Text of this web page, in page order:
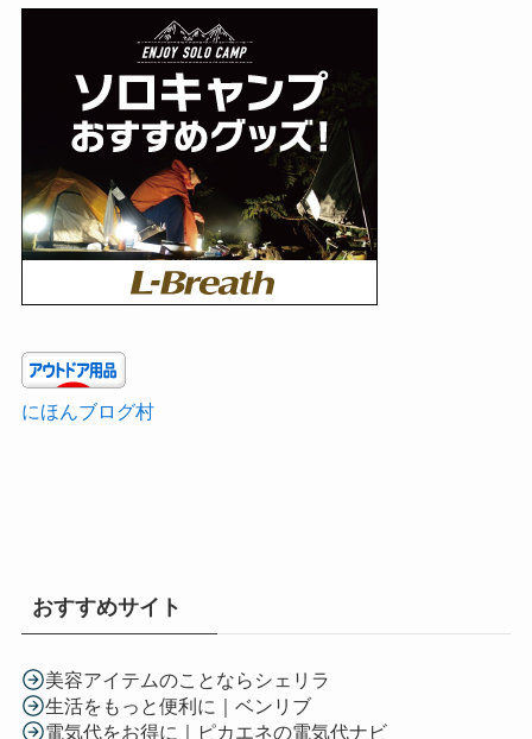
にほんブログ村
おすすめサイト
美容アイテムのことならシェリラ
生活をもっと便利に｜ベンリブ
電気代をお得に｜ピカエネの電気代ナビ